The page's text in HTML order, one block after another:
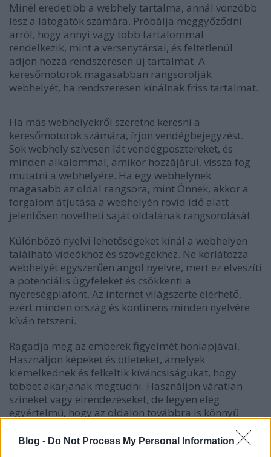
Blog - Do Not Process My Personal Information
Minél eredetibb a webhely tartalma, annál vonzóbb
lesz a látogatók számára. Próbálja meggyőződni
arról, hogy annyi vagy több tartalommal
rendelkezik, mint a versenytársai, és feltétlenül
adjon hozzá rendszeresen új tartalmat. A
keresőmotorok magasabban rangsorolják
webhelyét, ha rendszeresen kínálnak friss tartalmat.
Ha más webhelyekről szeretne keresni a
keresőmotorok számára, írjon vendégbejegyzést.
Sok webhely szívesen lát vendégposztereket, és
minden alkalommal, amikor hozzájárul, vissza fog
mutatni a webhelyére. Ha egy webhelynek
magasabb az oldal rangsora, mint Önnek, akkor a
forgalom átjutása a webhelyén rövid idő alatt
jelentősen növelheti saját oldalának rangsorolását.
Különböző nyelvi lehetőségeket kínál a webhelyen
található videókhoz és szövegekhez. Ne korlátozza
webhelyét egyszerűen angol nyelvre, mert ez elveszíti
a potenciális ügyfeleket és csökkenti a
nyereségplafont. Az internet világszerte elérhető,
ezért minden ország és kontinens minden nyelvére
kíván tetszeni.
Ragadja meg az emberek figyelmét honlapjával.
Használjon képeket és ötleteket, amelyek
kiemelkednek és felkeltik kíváncsiságukat, hogy
többet akarjanak megtudni. Használjon váratlan
színeket vagy elrendezéseket, de legyen elég
egyértelmű, hogy az oldalon továbbra is könnyű
összpontosítson.